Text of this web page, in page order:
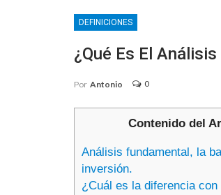
DEFINICIONES
¿Qué Es El
Por Antonio 0
Contenido del
Análisis fundamental, la
inversión.
¿Cuál es la diferencia con